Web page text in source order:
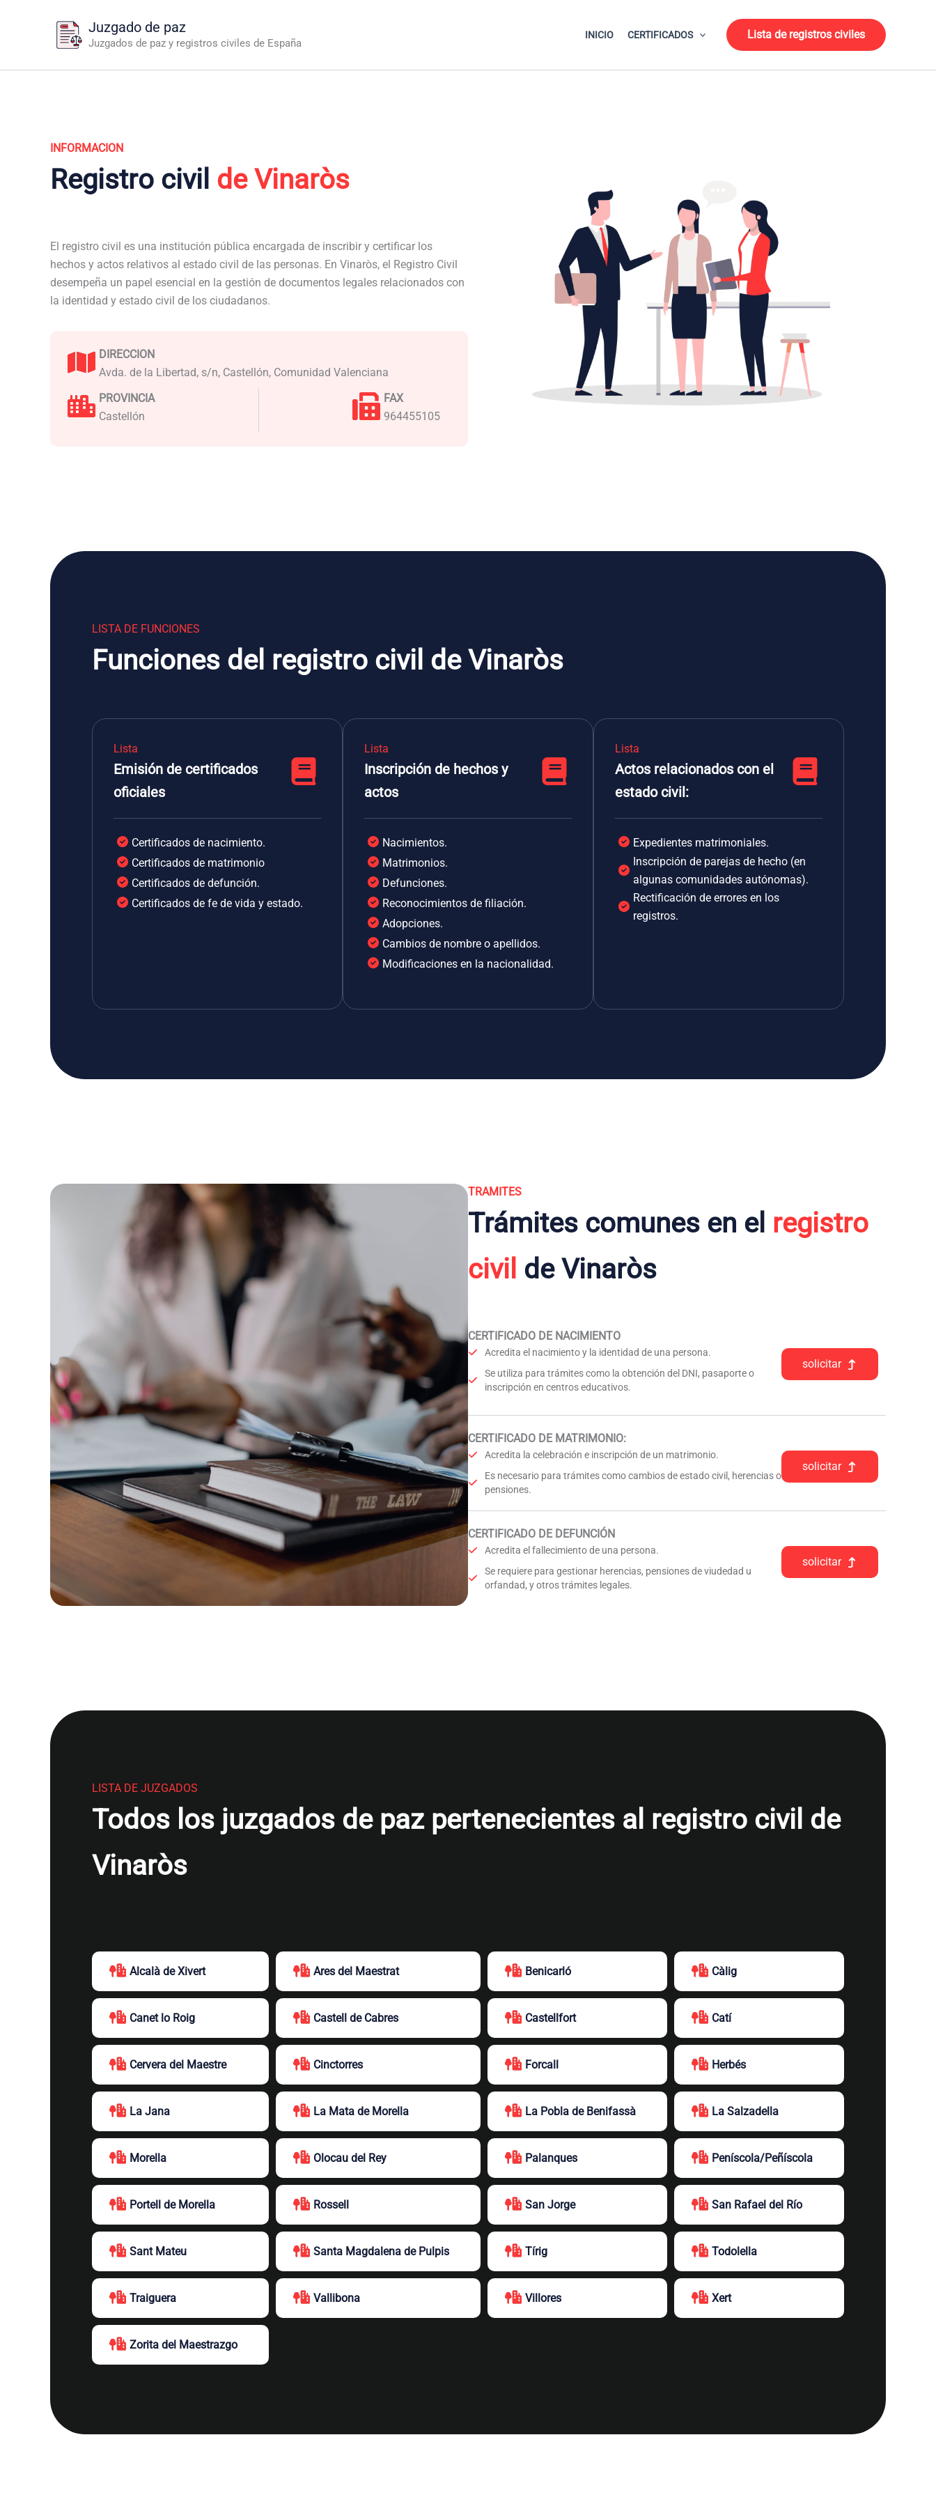
Juzgado de paz
Juzgados de paz y registros civiles de España
INICIO CERTIFICADOS Lista de registros civiles
INFORMACION
Registro civil de Vinaròs
El registro civil es una institución pública encargada de inscribir y certificar los
hechos y actos relativos al estado civil de las personas. En Vinaròs, el Registro Civil
desempeña un papel esencial en la gestión de documentos legales relacionados con
la identidad y estado civil de los ciudadanos.
DIRECCION
Avda. de la Libertad, s/n, Castellón, Comunidad Valenciana
PROVINCIA
Castellón
FAX
964455105
LISTA DE FUNCIONES
Funciones del registro civil de Vinaròs
Lista
Emisión de certificados
oficiales
Certificados de nacimiento.
Certificados de matrimonio
Certificados de defunción.
Certificados de fe de vida y estado.
Lista
Inscripción de hechos y
actos
Nacimientos.
Matrimonios.
Defunciones.
Reconocimientos de filiación.
Adopciones.
Cambios de nombre o apellidos.
Modificaciones en la nacionalidad.
Lista
Actos relacionados con el
estado civil:
Expedientes matrimoniales.
Inscripción de parejas de hecho (en
algunas comunidades autónomas).
Rectificación de errores en los
registros.
TRAMITES
Trámites comunes en el registro
civil de Vinaròs
CERTIFICADO DE NACIMIENTO
Acredita el nacimiento y la identidad de una persona.
Se utiliza para trámites como la obtención del DNI, pasaporte o
inscripción en centros educativos.
solicitar
CERTIFICADO DE MATRIMONIO:
Acredita la celebración e inscripción de un matrimonio.
Es necesario para trámites como cambios de estado civil, herencias o
pensiones.
solicitar
CERTIFICADO DE DEFUNCIÓN
Acredita el fallecimiento de una persona.
Se requiere para gestionar herencias, pensiones de viudedad u
orfandad, y otros trámites legales.
solicitar
LISTA DE JUZGADOS
Todos los juzgados de paz pertenecientes al registro civil de
Vinaròs
Alcalà de Xivert Ares del Maestrat Benicarló Càlig
Canet lo Roig Castell de Cabres Castellfort Catí
Cervera del Maestre Cinctorres Forcall Herbés
La Jana La Mata de Morella La Pobla de Benifassà La Salzadella
Morella Olocau del Rey Palanques Peníscola/Peñíscola
Portell de Morella Rossell San Jorge San Rafael del Río
Sant Mateu Santa Magdalena de Pulpis Tírig Todolella
Traiguera Vallibona Villores Xert
Zorita del Maestrazgo